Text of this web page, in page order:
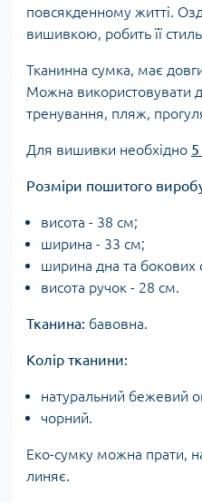
повсякденному житті.
вишивкою, робить її
Тканинна сумка, має
Можна використовувати
тренування, пляж,
Для вишивки необхідно
Розміри пошитого
висота - 38 см;
ширина - 33 см;
ширина дна та бокових
висота ручок - 28 см.
Тканина: бавовна.
Колір тканини:
натуральний бежевий
чорний.
Еко-сумку можна прати,
линяє.